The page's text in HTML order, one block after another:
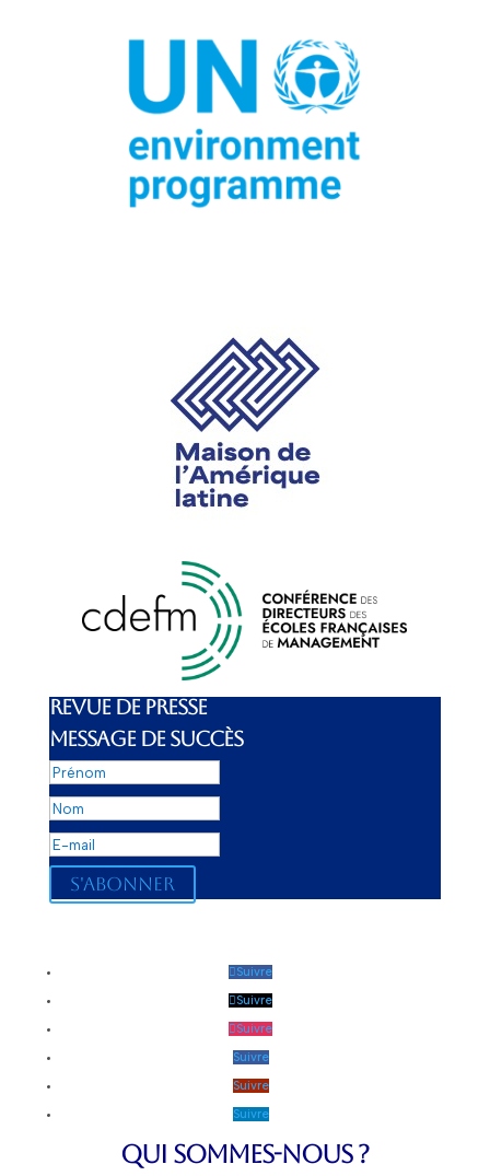
REVUE DE PRESSE
MESSAGE DE SUCCÈS
S'abonner
Suivre
Suivre
Suivre
Suivre
Suivre
Suivre
QUI SOMMES-NOUS ?